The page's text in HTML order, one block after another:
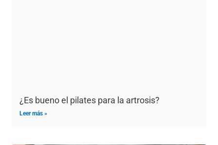
¿Es bueno el pilates para la artrosis?
Leer más »